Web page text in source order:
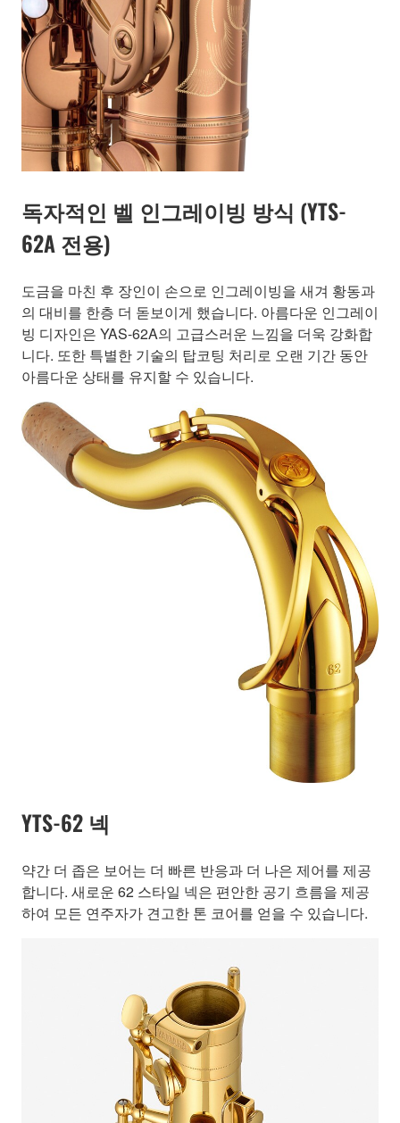
독자적인 벨 인그레이빙 방식 (YTS-
62A 전용)
도금을 마친 후 장인이 손으로 인그레이빙을 새겨 황동과
의 대비를 한층 더 돋보이게 했습니다. 아름다운 인그레이
빙 디자인은 YAS-62A의 고급스러운 느낌을 더욱 강화합
니다. 또한 특별한 기술의 탑코팅 처리로 오랜 기간 동안
아름다운 상태를 유지할 수 있습니다.
YTS-62 넥
약간 더 좁은 보어는 더 빠른 반응과 더 나은 제어를 제공
합니다. 새로운 62 스타일 넥은 편안한 공기 흐름을 제공
하여 모든 연주자가 견고한 톤 코어를 얻을 수 있습니다.